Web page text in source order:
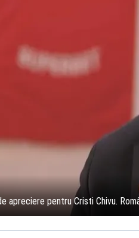
apreciere pentru Cristi Chivu.